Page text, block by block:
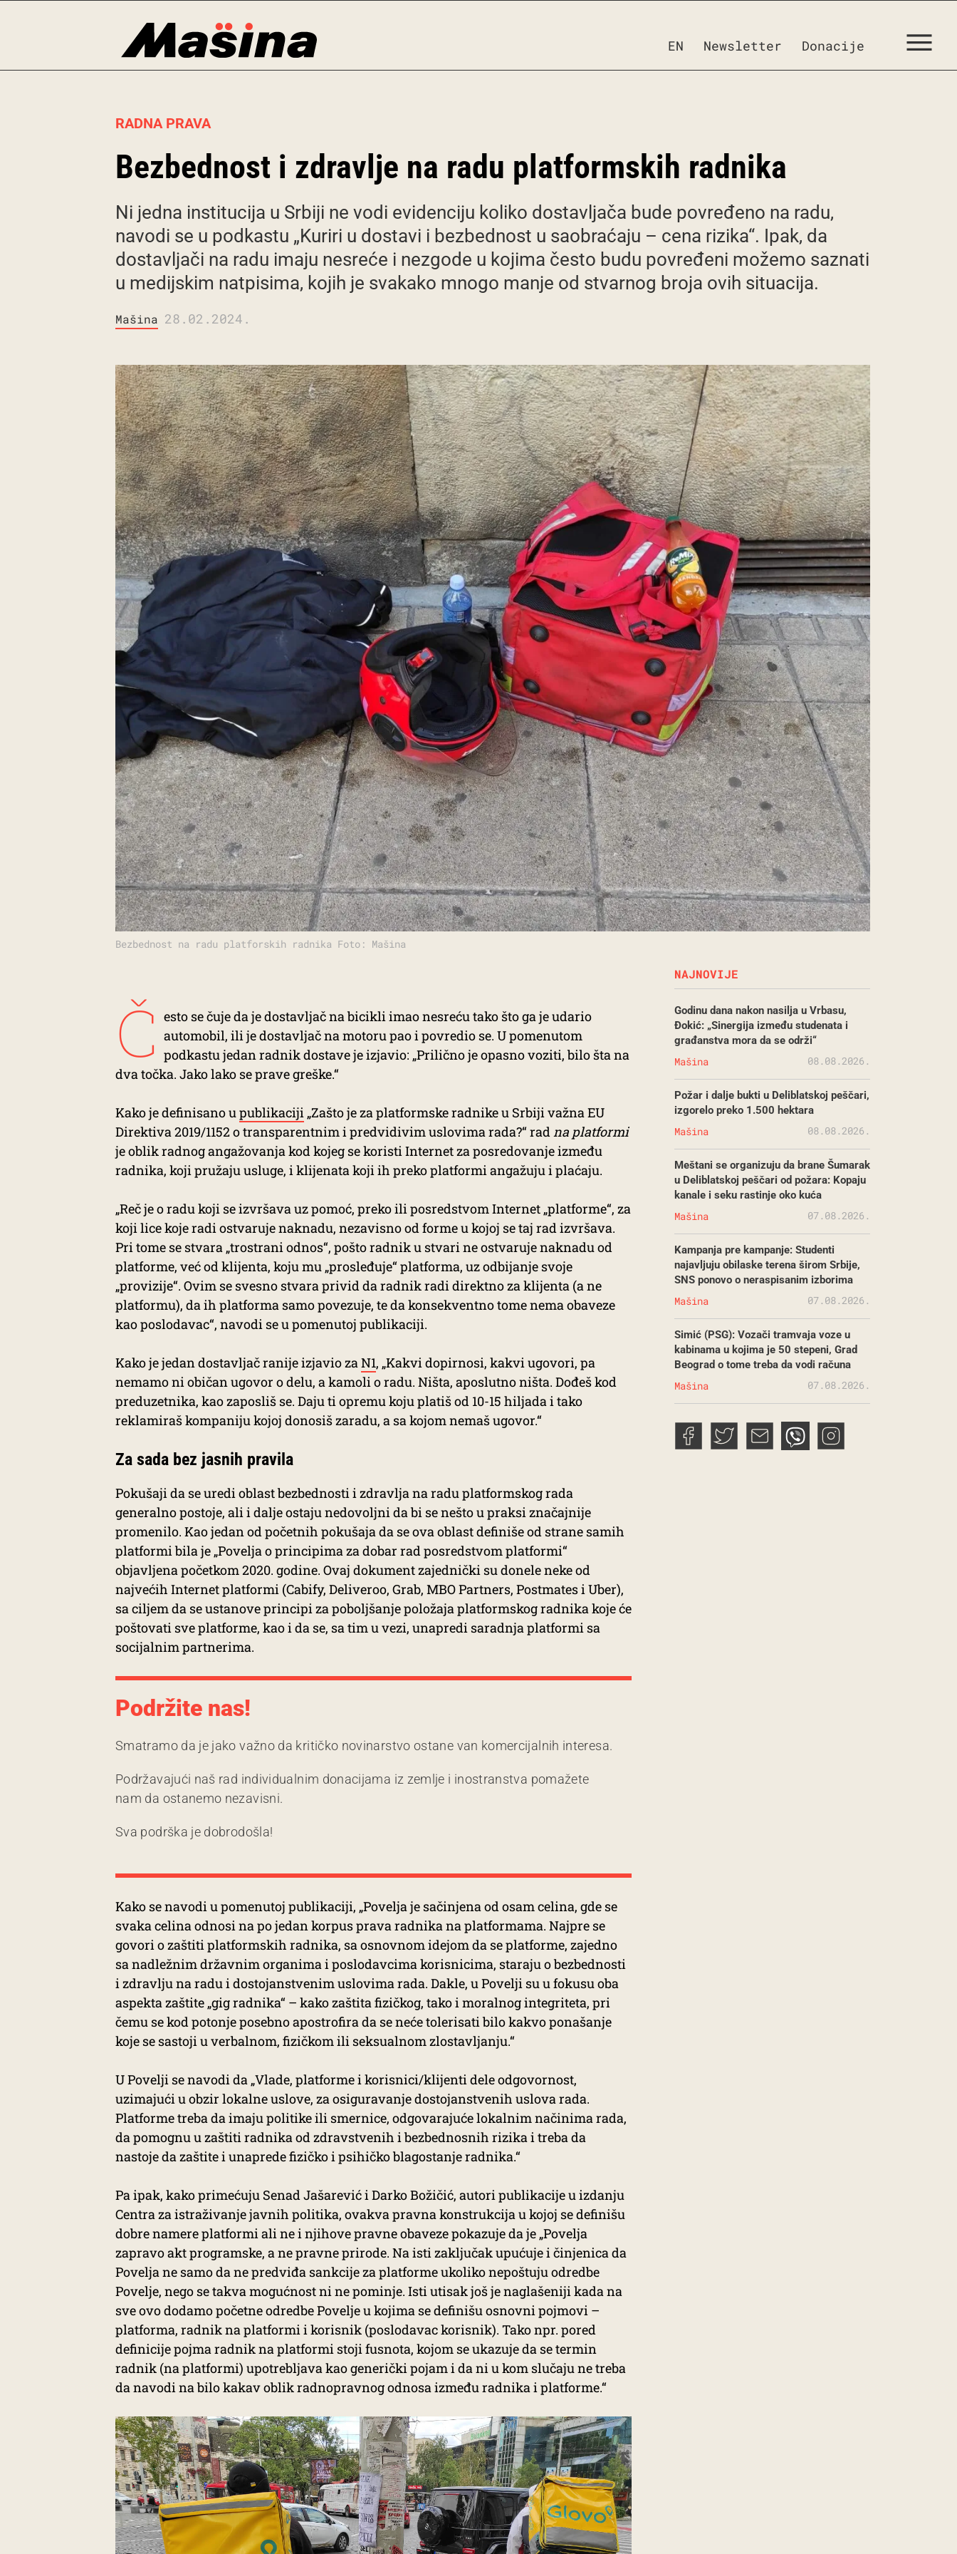
EN Newsletter Donacije
RADNA PRAVA
Bezbednost i zdravlje na radu platformskih radnika
Ni jedna institucija u Srbiji ne vodi evidenciju koliko dostavljača bude povređeno na radu,
navodi se u podkastu „Kuriri u dostavi i bezbednost u saobraćaju – cena rizika“. Ipak, da
dostavljači na radu imaju nesreće i nezgode u kojima često budu povređeni možemo saznati
u medijskim natpisima, kojih je svakako mnogo manje od stvarnog broja ovih situacija.
Mašina 28.02.2024.
Bezbednost na radu platforskih radnika Foto: Mašina
Č esto se čuje da je dostavljač na bicikli imao nesreću tako što ga je udario
automobil, ili je dostavljač na motoru pao i povredio se. U pomenutom
podkastu jedan radnik dostave je izjavio: „Prilično je opasno voziti, bilo šta na
dva točka. Jako lako se prave greške.“
Kako je definisano upublikaciji „Zašto je za platformske radnike u Srbiji važna EU
Direktiva 2019/1152 o transparentnim i predvidivim uslovima rada?“ radna platformi
je oblik radnog angažovanja kod kojeg se koristi Internet za posredovanje između
radnika, koji pružaju usluge, i klijenata koji ih preko platformi angažuju i plaćaju.
„Reč je o radu koji se izvršava uz pomoć, preko ili posredstvom Internet „platforme“, za
koji lice koje radi ostvaruje naknadu, nezavisno od forme u kojoj se taj rad izvršava.
Pri tome se stvara „trostrani odnos“, pošto radnik u stvari ne ostvaruje naknadu od
platforme, već od klijenta, koju mu „prosleđuje“ platforma, uz odbijanje svoje
„provizije“. Ovim se svesno stvara privid da radnik radi direktno za klijenta (a ne
platformu), da ih platforma samo povezuje, te da konsekventno tome nema obaveze
kao poslodavac“, navodi se u pomenutoj publikaciji.
Kako je jedan dostavljač ranije izjavio zaN1, „Kakvi dopirnosi, kakvi ugovori, pa
nemamo ni običan ugovor o delu, a kamoli o radu. Ništa, aposlutno ništa. Dođeš kod
preduzetnika, kao zaposliš se. Daju ti opremu koju platiš od 10-15 hiljada i tako
reklamiraš kompaniju kojoj donosiš zaradu, a sa kojom nemaš ugovor.“
Za sada bez jasnih pravila
Pokušaji da se uredi oblast bezbednosti i zdravlja na radu platformskog rada
generalno postoje, ali i dalje ostaju nedovoljni da bi se nešto u praksi značajnije
promenilo. Kao jedan od početnih pokušaja da se ova oblast definiše od strane samih
platformi bila je „Povelja o principima za dobar rad posredstvom platformi“
objavljena početkom 2020. godine. Ovaj dokument zajednički su donele neke od
najvećih Internet platformi (Cabify, Deliveroo, Grab, MBO Partners, Postmates i Uber),
sa ciljem da se ustanove principi za poboljšanje položaja platformskog radnika koje će
poštovati sve platforme, kao i da se, sa tim u vezi, unapredi saradnja platformi sa
socijalnim partnerima.
Podržite nas!
Smatramo da je jako važno da kritičko novinarstvo ostane van komercijalnih interesa.
Podržavajući naš rad individualnim donacijama iz zemlje i inostranstva pomažete
nam da ostanemo nezavisni.
Sva podrška je dobrodošla!
Kako se navodi u pomenutoj publikaciji, „Povelja je sačinjena od osam celina, gde se
svaka celina odnosi na po jedan korpus prava radnika na platformama. Najpre se
govori o zaštiti platformskih radnika, sa osnovnom idejom da se platforme, zajedno
sa nadležnim državnim organima i poslodavcima korisnicima, staraju o bezbednosti
i zdravlju na radu i dostojanstvenim uslovima rada. Dakle, u Povelji su u fokusu oba
aspekta zaštite „gig radnika“ – kako zaštita fizičkog, tako i moralnog integriteta, pri
čemu se kod potonje posebno apostrofira da se neće tolerisati bilo kakvo ponašanje
koje se sastoji u verbalnom, fizičkom ili seksualnom zlostavljanju.“
U Povelji se navodi da „Vlade, platforme i korisnici/klijenti dele odgovornost,
uzimajući u obzir lokalne uslove, za osiguravanje dostojanstvenih uslova rada.
Platforme treba da imaju politike ili smernice, odgovarajuće lokalnim načinima rada,
da pomognu u zaštiti radnika od zdravstvenih i bezbednosnih rizika i treba da
nastoje da zaštite i unaprede fizičko i psihičko blagostanje radnika.“
Pa ipak, kako primećuju Senad Jašarević i Darko Božičić, autori publikacije u izdanju
Centra za istraživanje javnih politika, ovakva pravna konstrukcija u kojoj se definišu
dobre namere platformi ali ne i njihove pravne obaveze pokazuje da je „Povelja
zapravo akt programske, a ne pravne prirode. Na isti zaključak upućuje i činjenica da
Povelja ne samo da ne predviđa sankcije za platforme ukoliko nepoštuju odredbe
Povelje, nego se takva mogućnost ni ne pominje. Isti utisak još je naglašeniji kada na
sve ovo dodamo početne odredbe Povelje u kojima se definišu osnovni pojmovi –
platforma, radnik na platformi i korisnik (poslodavac korisnik). Tako npr. pored
definicije pojma radnik na platformi stoji fusnota, kojom se ukazuje da se termin
radnik (na platformi) upotrebljava kao generički pojam i da ni u kom slučaju ne treba
da navodi na bilo kakav oblik radnopravnog odnosa između radnika i platforme.“
NAJNOVIJE
Godinu dana nakon nasilja u Vrbasu,
Đokić: „Sinergija između studenata i
građanstva mora da se održi“
Mašina 08.08.2026.
Požar i dalje bukti u Deliblatskoj peščari,
izgorelo preko 1.500 hektara
Mašina 08.08.2026.
Meštani se organizuju da brane Šumarak
u Deliblatskoj peščari od požara: Kopaju
kanale i seku rastinje oko kuća
Mašina 07.08.2026.
Kampanja pre kampanje: Studenti
najavljuju obilaske terena širom Srbije,
SNS ponovo o neraspisanim izborima
Mašina 07.08.2026.
Simić (PSG): Vozači tramvaja voze u
kabinama u kojima je 50 stepeni, Grad
Beograd o tome treba da vodi računa
Mašina 07.08.2026.